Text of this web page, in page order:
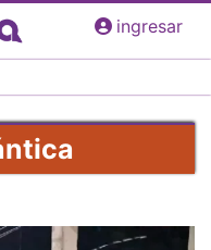
ingresar